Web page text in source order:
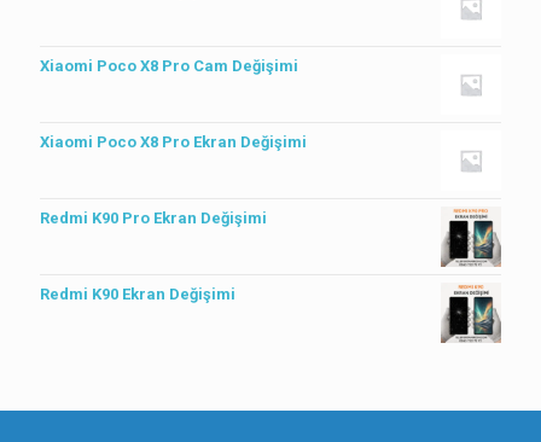
Xiaomi Poco X8 Pro Cam Değişimi
Xiaomi Poco X8 Pro Ekran Değişimi
Redmi K90 Pro Ekran Değişimi
Redmi K90 Ekran Değişimi